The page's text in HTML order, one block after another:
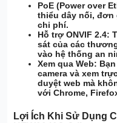
PoE (Power over
thiểu dây nối, đơn
chi phí.
Hỗ trợ ONVIF 2.4:
sát của các
vào hệ thống an
Xem qua Web:
camera và xem
duyệt web mà
với Chrome,
Lợi Ích Khi Sử Dụng